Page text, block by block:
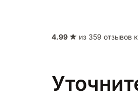
4.99 ★ из 359 отзывов